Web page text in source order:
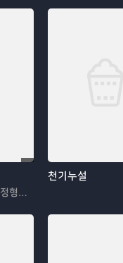
김용만 송은이 김숙 정형돈 민경훈
천기누설